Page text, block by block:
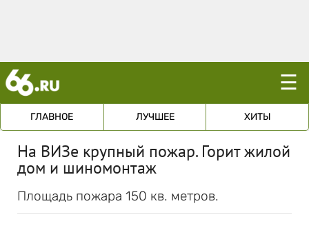
☰
ГЛАВНОЕ ЛУЧШЕЕ ХИТЫ
На ВИЗе крупный пожар. Горит жилой
дом и шиномонтаж
Площадь пожара 150 кв. метров.